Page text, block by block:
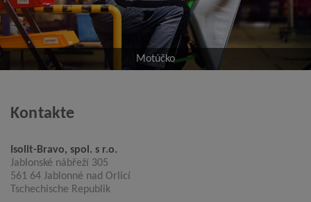
Motúčko
Kontakte
Isolit-Bravo, spol. s r.o.
Jablonské nábřeží 305
561 64 Jablonné nad Orlicí
Tschechische Republik